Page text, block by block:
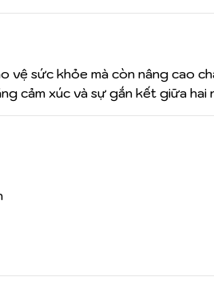
vệ sức khỏe mà còn nâng cao
cảm xúc và sự gắn kết giữa hai